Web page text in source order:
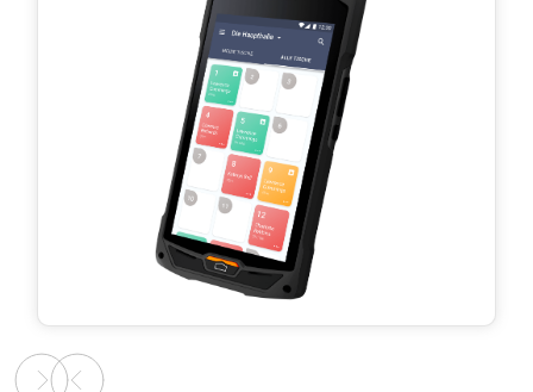
Slide 2 of 2.